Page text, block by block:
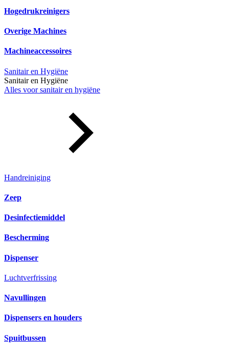
Hogedrukreinigers
Overige Machines
Machineaccessoires
Sanitair en Hygiëne
Sanitair en Hygiëne
Alles voor sanitair en hygiëne
Handreiniging
Zeep
Desinfectiemiddel
Bescherming
Dispenser
Luchtverfrissing
Navullingen
Dispensers en houders
Spuitbussen